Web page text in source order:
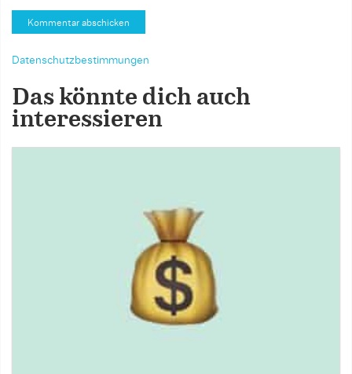
Datenschutzbestimmungen
Das könnte dich auch
interessieren